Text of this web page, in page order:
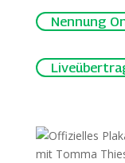
Nennung